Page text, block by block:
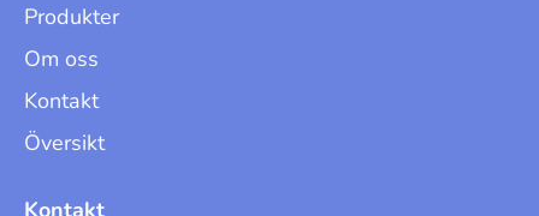
Produkter
Om oss
Kontakt
Översikt